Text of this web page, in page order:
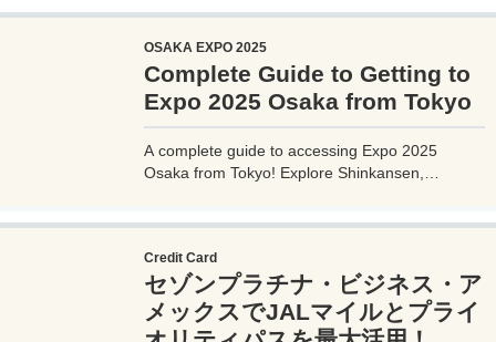
OSAKA EXPO 2025
Complete Guide to Getting to
Expo 2025 Osaka from Tokyo
A complete guide to accessing Expo 2025
Osaka from Tokyo! Explore Shinkansen,
Credit Card
セゾンプラチナ・ビジネス・ア
メックスでJALマイルとプライ